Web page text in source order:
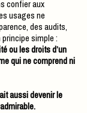
confier aux
usages ne
des audits,
simple :
ou les droits d’un
qui ne comprend ni
aussi devenir le